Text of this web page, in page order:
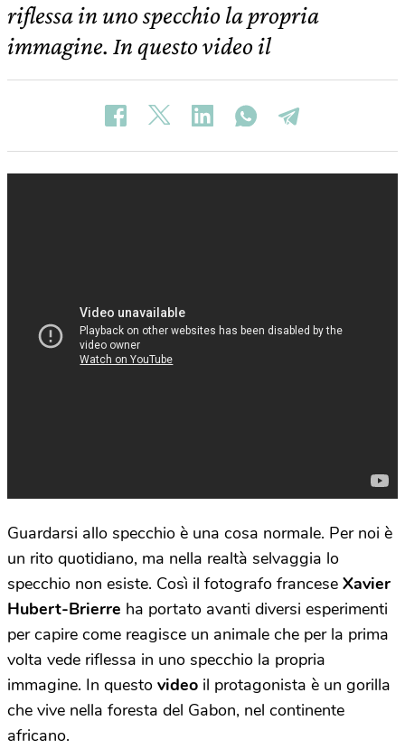
riflessa in uno specchio la propria
immagine. In questo video il
Guardarsi allo specchio è una cosa normale. Per noi è
un rito quotidiano, ma nella realtà selvaggia lo
specchio non esiste. Così il fotografo francese Xavier
Hubert-Brierre ha portato avanti diversi esperimenti
per capire come reagisce un animale che per la prima
volta vede riflessa in uno specchio la propria
immagine. In questo video il protagonista è un gorilla
che vive nella foresta del Gabon, nel continente
africano.